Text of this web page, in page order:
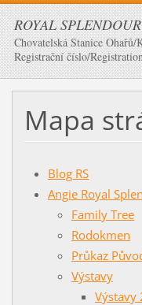
ROYAL SPLENDOUR
Chovatelská Stanice
Registrační číslo/
Mapa
Blog RS
Angie Royal
Family Tree
Rodokmen
Průkaz
Výstavy
Výstavy